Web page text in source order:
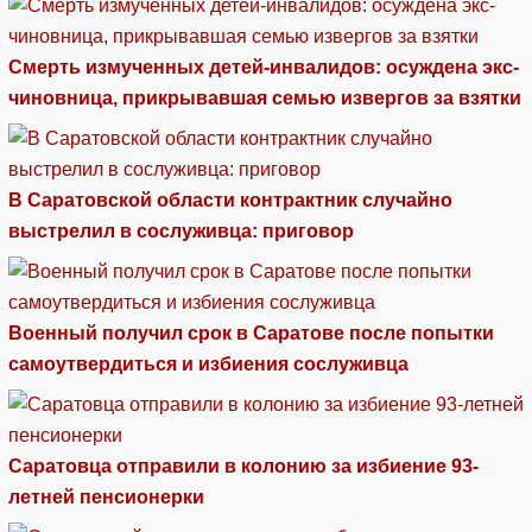
Смерть измученных детей-инвалидов: осуждена экс-
чиновница, прикрывавшая семью извергов за взятки
В Саратовской области контрактник случайно
выстрелил в сослуживца: приговор
Военный получил срок в Саратове после попытки
самоутвердиться и избиения сослуживца
Саратовца отправили в колонию за избиение 93-
летней пенсионерки